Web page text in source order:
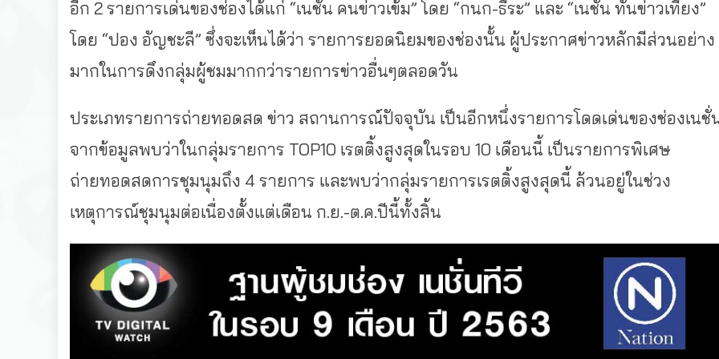
อีก 2 รายการเด่นของช่องได้แก่ “เนชั่น คนข่าวเข้ม” โดย “กนก-ธีระ” และ “เนชั่น ทันข่าวเที่ยง”
โดย “ปอง อัญชะลี” ซึ่งจะเห็นได้ว่า รายการยอดนิยมของช่องนั้น ผู้ประกาศข่าวหลักมีส่วนอย่าง
มากในการดึงกลุ่มผู้ชมมากกว่ารายการข่าวอื่นๆตลอดวัน
ประเภทรายการถ่ายทอดสด ข่าว สถานการณ์ปัจจุบัน เป็นอีกหนึ่งรายการโดดเด่นของช่องเนชั่
จากข้อมูลพบว่าในกลุ่มรายการ TOP10 เรตติ้งสูงสุดในรอบ 10 เดือนนี้ เป็นรายการพิเศษ
ถ่ายทอดสดการชุมนุมถึง 4 รายการ และพบว่ากลุ่มรายการเรตติ้งสูงสุดนี้ ล้วนอยู่ในช่วง
เหตุการณ์ชุมนุมต่อเนื่องตั้งแต่เดือน ก.ย.-ต.ค.ปีนี้ทั้งสิ้น